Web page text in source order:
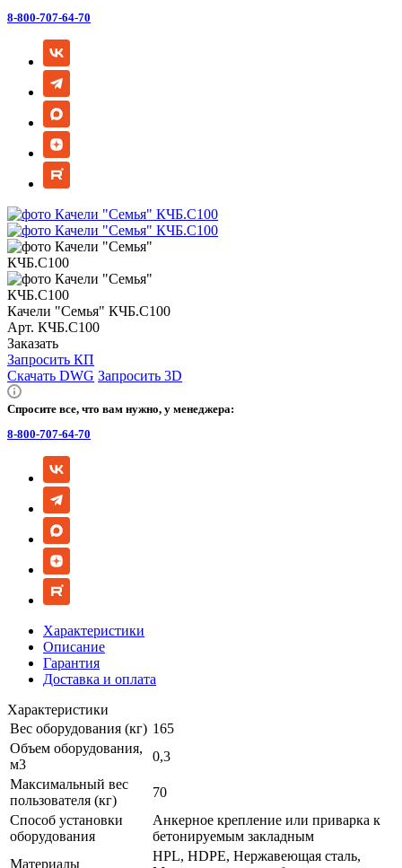
8-800-707-64-70
Качели "Семья" КЧБ.С100
Арт. КЧБ.С100
Заказать
Запросить КП
Скачать DWG Запросить 3D
Спросите все, что вам нужно, у менеджера:
8-800-707-64-70
Характеристики
Описание
Гарантия
Доставка и оплата
Характеристики
Вес оборудования (кг) 165
Объем оборудования,
м3
0,3
Максимальный вес
пользователя (кг)
70
Способ установки
оборудования
Анкерное крепление или приварка к
бетонируемым закладным
Материалы
HPL, HDPE, Нержавеющая сталь,